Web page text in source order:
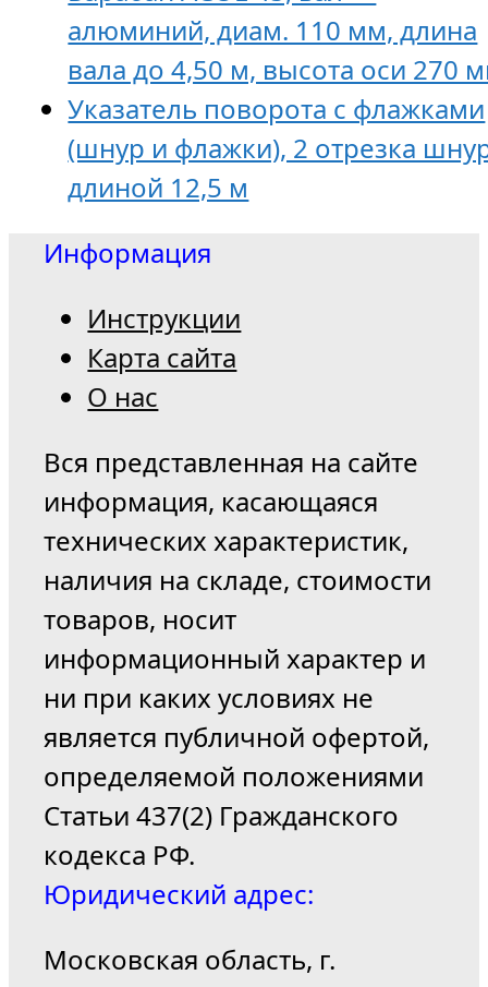
алюминий, диам. 110 мм, длина
вала до 4,50 м, высота оси 270
Указатель поворота с флажками
(шнур и флажки), 2 отрезка
длиной 12,5 м
Информация
Инструкции
Карта сайта
О нас
Вся представленная на сайте
информация, касающаяся
технических характеристик,
наличия на складе, стоимости
товаров, носит
информационный характер и
ни при каких условиях не
является публичной офертой,
определяемой положениями
Статьи 437(2) Гражданского
кодекса РФ.
Юридический адрес:
Московская область, г.